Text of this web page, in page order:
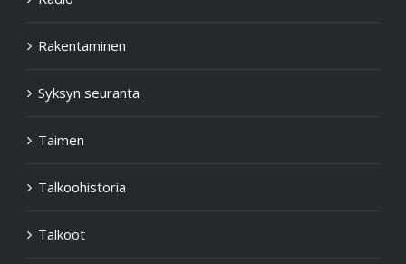
Rakentaminen
Syksyn seuranta
Taimen
Talkoohistoria
Talkoot